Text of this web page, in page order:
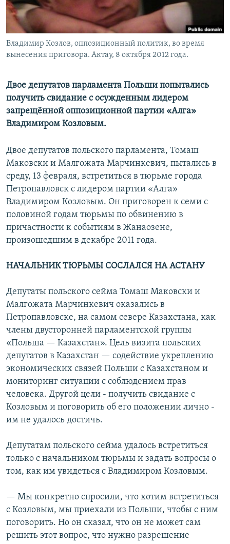
Владимир Козлов, оппозиционный политик, во время
вынесения приговора. Актау, 8 октября 2012 года.
Двое депутатов парламента Польши попытались
получить свидание с осужденным лидером
запрещённой оппозиционной партии «Алга»
Владимиром Козловым.
Двое депутатов польского парламента, Томаш
Маковски и Малгожата Марчинкевич, пытались в
среду, 13 февраля, встретиться в тюрьме города
Петропавловск с лидером партии «Алга»
Владимиром Козловым. Он приговорен к семи с
половиной годам тюрьмы по обвинению в
причастности к событиям в Жанаозене,
произошедшим в декабре 2011 года.
НАЧАЛЬНИК ТЮРЬМЫ СОСЛАЛСЯ НА АСТАНУ
Депутаты польского сейма Томаш Маковски и
Малгожата Марчинкевич оказались в
Петропавловске, на самом севере Казахстана, как
члены двусторонней парламентской группы
«Польша — Казахстан». Цель визита польских
депутатов в Казахстан — содействие укреплению
экономических связей Польши с Казахстаном и
мониторинг ситуации с соблюдением прав
человека. Другой цели - получить свидание с
Козловым и поговорить об его положении лично -
им не удалось достичь.
Депутатам польского сейма удалось встретиться
только с начальником тюрьмы и задать вопросы о
том, как им увидеться с Владимиром Козловым.
— Мы конкретно спросили, что хотим встретиться
с Козловым, мы приехали из Польши, чтобы с ним
поговорить. Но он сказал, что он не может сам
решить этот вопрос, что нужно разрешение